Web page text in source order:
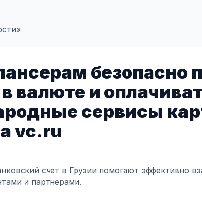
безопасно
валюте и
сервисы
vc.ru
счет в Грузии помогают эффективно
и партнерами.